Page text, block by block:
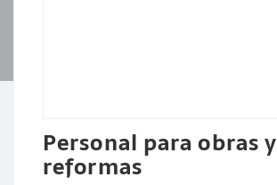
Personal para obras y
reformas